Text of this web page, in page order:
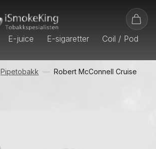
E-juice E-sigaretter Coil / Pod
Pipetobakk
Robert McConnell Cruise